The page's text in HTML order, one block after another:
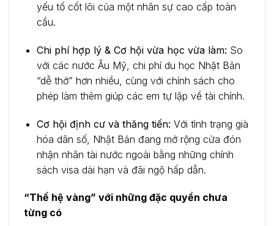
yếu tố cốt lõi của một nhân sự cao cấp toàn
cầu.
Chi phí hợp lý & Cơ hội vừa học vừa làm: So
với các nước Âu Mỹ, chi phí du học Nhật Bản
“dễ thở” hơn nhiều, cùng với chính sách cho
phép làm thêm giúp các em tự lập về tài chính.
Cơ hội định cư và thăng tiến: Với tình trạng già
hóa dân số, Nhật Bản đang mở rộng cửa đón
nhận nhân tài nước ngoài bằng những chính
sách visa dài hạn và đãi ngộ hấp dẫn.
“Thế hệ vàng” với những đặc quyền chưa
từng có